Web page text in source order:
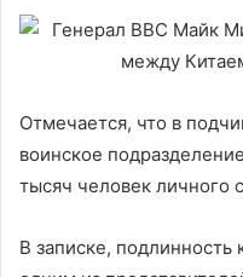
Отмечается, что в
воинское
тысяч человек личного
В записке, подлинность